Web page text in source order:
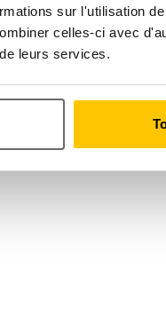
sur l'utilisation
celles-ci avec
leurs services.